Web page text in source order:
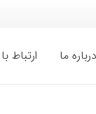
درباره ما ارتباط